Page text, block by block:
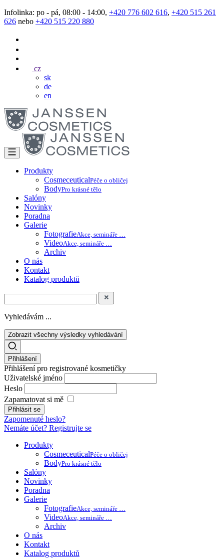
Infolinka: po - pá, 08:00 - 14:00, +420 776 602 616, +420 515 261
626 nebo +420 515 220 880
cz
sk
de
en
Produkty
CosmeceuticalPéče o obličej
BodyPro krásné tělo
Salóny
Novinky
Poradna
Galerie
FotografieAkce, semináře …
VideoAkce, semináře …
Archiv
O nás
Kontakt
Katalog produktů
Vyhledávám ...
Zobrazit všechny výsledky vyhledávání
Přihlášení
Přihlášení pro registrované kosmetičky
Uživatelské jméno
Heslo
Zapamatovat si mě
Zapomenuté heslo?
Nemáte účet? Registrujte se
Produkty
CosmeceuticalPéče o obličej
BodyPro krásné tělo
Salóny
Novinky
Poradna
Galerie
FotografieAkce, semináře …
VideoAkce, semináře …
Archiv
O nás
Kontakt
Katalog produktů